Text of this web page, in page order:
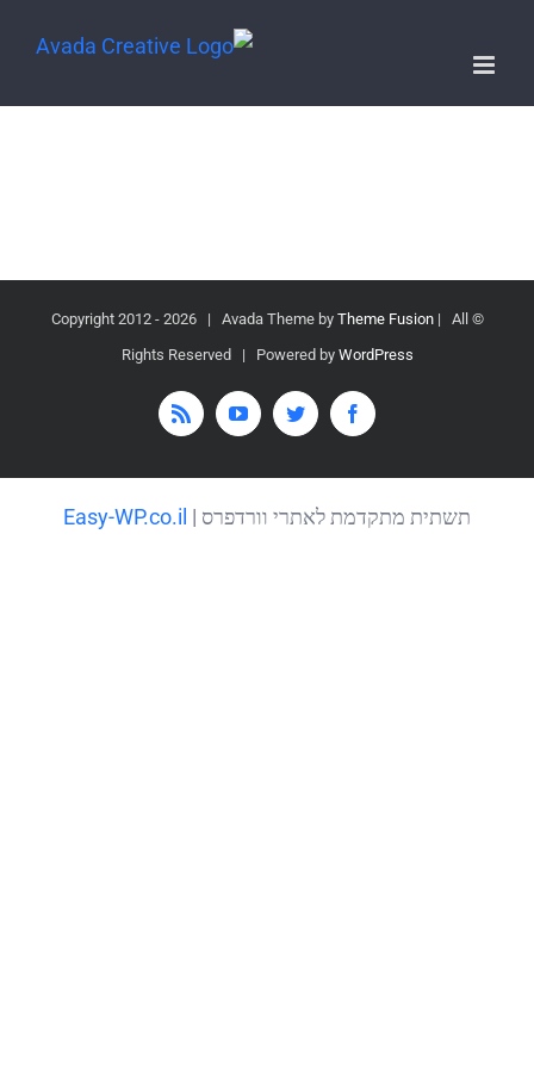
© Copyright 2012 -
2026 | Avada Theme by Theme Fusion| All
Rights Reserved | Powered by WordPress
Facebook
Twitter
YouTube
Rss
תשתית מתקדמת לאתרי וורדפרס | Easy-WP.co.il